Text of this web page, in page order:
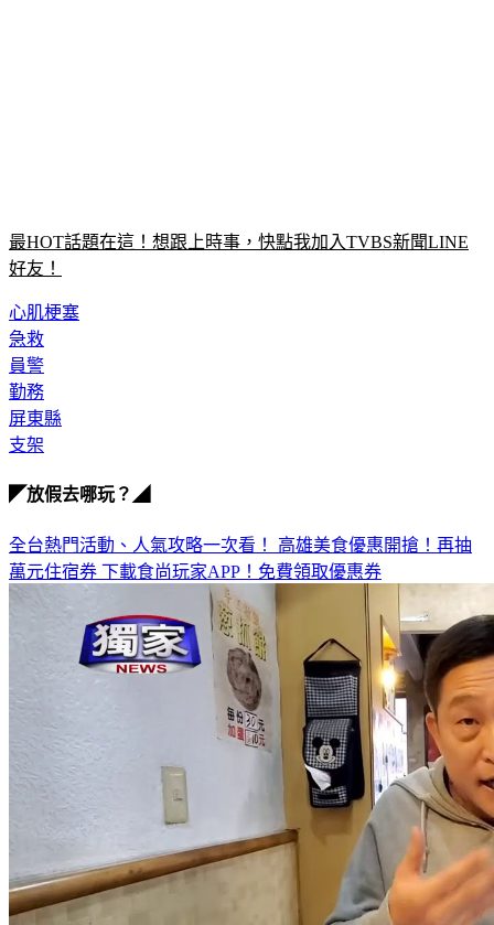
最HOT話題在這！想跟上時事，快點我加入TVBS新聞LINE
心肌梗塞
急救
員警
勤務
屏東縣
全台熱門活動、人氣攻略一次看！高雄美食優惠開搶！再抽
萬元住宿券
下載食尚玩家APP！免費領取優惠券